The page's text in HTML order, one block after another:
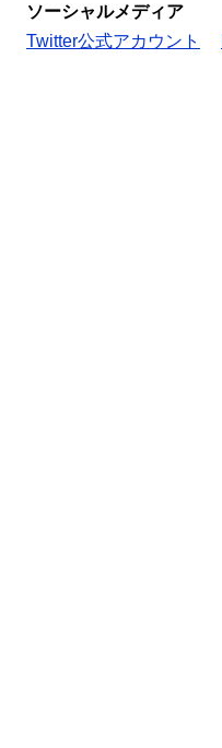
ソーシャルメディア
Twitter公式アカウント